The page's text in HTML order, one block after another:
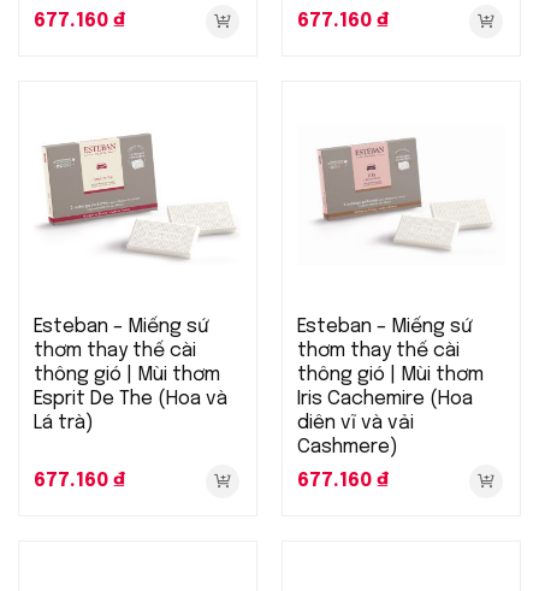
677.160 ₫
677.160 ₫
Esteban – Miếng sứ
thơm thay thế cài
thông gió | Mùi thơm
Esprit De The (Hoa và
Lá trà)
677.160 ₫
Esteban – Miếng sứ
thơm thay thế cài
thông gió | Mùi thơm
Iris Cachemire (Hoa
diên vĩ và vải
Cashmere)
677.160 ₫